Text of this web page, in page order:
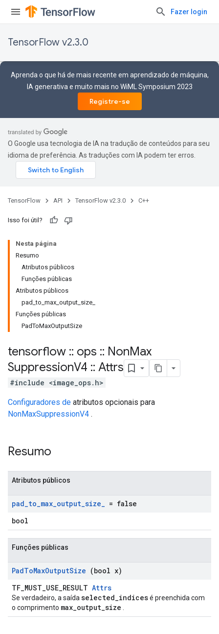
Fazer login
TensorFlow v2.3.0
Aprenda o que há de mais recente em aprendizado de máquina,
IA generativa e muito mais no WiML Symposium 2023
Registre-se
O Google usa tecnologia de IA na tradução de conteúdos para seu
idioma de preferência. As traduções com IA podem ter erros.
TensorFlow API TensorFlow v2.3.0 C++
Isso foi útil?
Nesta página
Resumo
Atributos públicos
Funções públicas
Atributos públicos
pad_to_max_output_size_
Funções públicas
PadToMaxOutputSize
tensorflow :: ops :: NonMax
SuppressionV4 :: Attrs
#include <image_ops.h>
Configuradores de atributos opcionais para
NonMaxSuppressionV4 .
Resumo
Atributos públicos
pad_to_max_output_size_ = false
bool
Funções públicas
PadToMaxOutputSize (bool x)
TF_MUST_USE_RESULT Attrs
Se verdadeiro, a saída selected_indicesé preenchida com
o comprimento max_output_size